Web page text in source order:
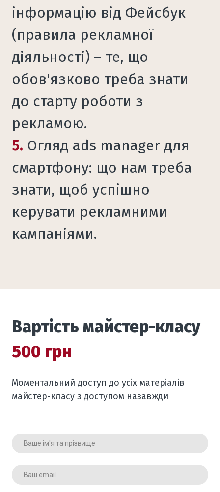
інформацію від Фейсбук
(правила рекламної
діяльності) – те, що
обов'язково треба знати
до старту роботи з
рекламою.
5. Огляд ads manager для
смартфону: що нам треба
знати, щоб успішно
керувати рекламними
кампаніями.
Вартість майстер-класу
500 грн
Моментальний доступ до усіх матеріалів
майстер-класу з доступом назавжди